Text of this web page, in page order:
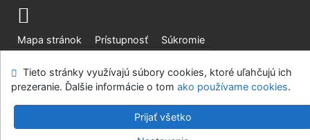
Mapa stránok Prístupnosť
Súkromie
Slovenská lesnícka a drevárska knižnica pri Technickej
univerzite vo Zvolene
v.4.8.63a
Tieto stránky využívajú súbory cookies, ktoré uľahčujú ich
prezeranie. Ďalšie informácie o tom ako používame cookies.
Prijať všetko